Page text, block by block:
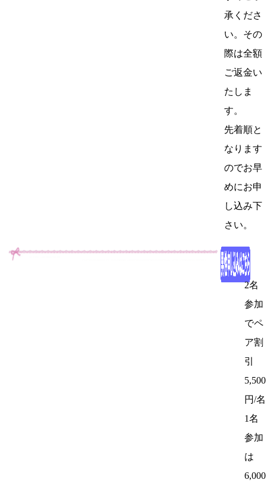
承くださ
い。その
際は全額
ご返金い
たしま
す。
先着順と
なります
のでお早
めにお申
し込み下
さい。
2名
参加
でペ
ア割
引
5,500
円/名
1名
参加
は
6,000